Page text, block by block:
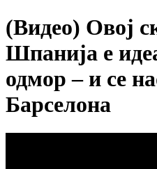
(Видео) Овој
Шпанија е
одмор – и се
Барселона